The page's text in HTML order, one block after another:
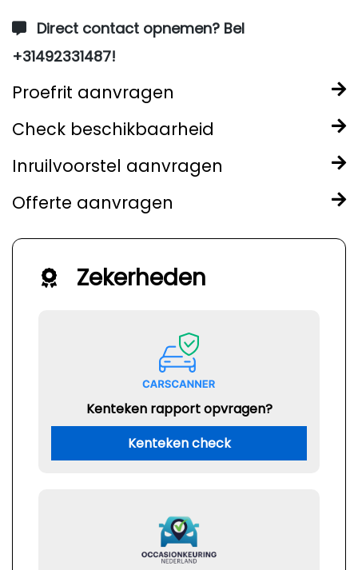
Direct contact opnemen? Bel
+31492331487!
Proefrit aanvragen
Check beschikbaarheid
Inruilvoorstel aanvragen
Offerte aanvragen
Zekerheden
Kenteken rapport opvragen?
Kenteken check